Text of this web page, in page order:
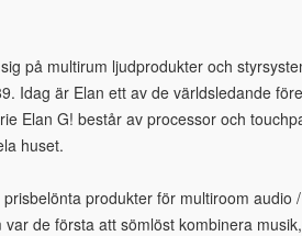
på multirum ljudprodukter och
Idag är Elan ett av de världsledande
Elan G! består av processor och
huset.
produkter för multiroom audio
de första att sömlöst kombinera